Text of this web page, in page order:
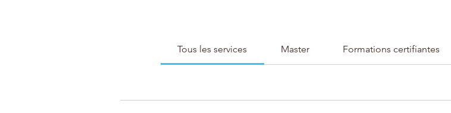
Tous les services Master Formations certifiantes